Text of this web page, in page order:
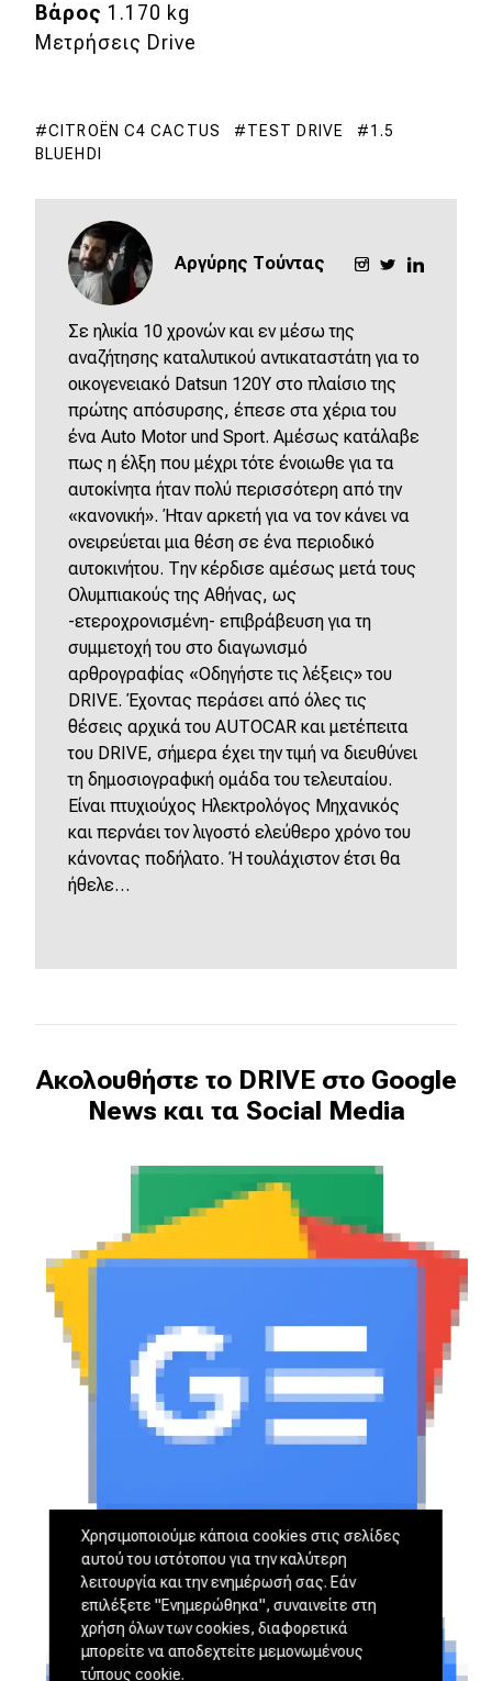
Βάρος 1.170 kg
Μετρήσεις Drive
CITROËN C4 CACTUS TEST DRIVE
1.5
BLUEHDI
Αργύρης Τούντας
Σε ηλικία 10 χρονών και εν μέσω της
αναζήτησης καταλυτικού αντικαταστάτη για το
οικογενειακό Datsun 120Y στο πλαίσιο της
πρώτης απόσυρσης, έπεσε στα χέρια του
ένα Auto Motor und Sport. Αμέσως κατάλαβε
πως η έλξη που μέχρι τότε ένοιωθε για τα
αυτοκίνητα ήταν πολύ περισσότερη από την
«κανονική». Ήταν αρκετή για να τον κάνει να
ονειρεύεται μια θέση σε ένα περιοδικό
αυτοκινήτου. Την κέρδισε αμέσως μετά τους
Ολυμπιακούς της Αθήνας, ως
-ετεροχρονισμένη- επιβράβευση για τη
συμμετοχή του στο διαγωνισμό
αρθρογραφίας «Οδηγήστε τις λέξεις» του
DRIVE. Έχοντας περάσει από όλες τις
θέσεις αρχικά του AUTOCAR και μετέπειτα
του DRIVE, σήμερα έχει την τιμή να διευθύνει
τη δημοσιογραφική ομάδα του τελευταίου.
Είναι πτυχιούχος Ηλεκτρολόγος Μηχανικός
και περνάει τον λιγοστό ελεύθερο χρόνο του
κάνοντας ποδήλατο. Ή τουλάχιστον έτσι θα
ήθελε…
Ακολουθήστε το DRIVE στο Google
News και τα Social Media
Χρησιμοποιούμε κάποια cookies στις σελίδες
αυτού του ιστότοπου για την καλύτερη
λειτουργία και την ενημέρωσή σας. Εάν
επιλέξετε "Ενημερώθηκα", συναινείτε στη
χρήση όλων των cookies, διαφορετικά
μπορείτε να αποδεχτείτε μεμονωμένους
τύπους cookie.